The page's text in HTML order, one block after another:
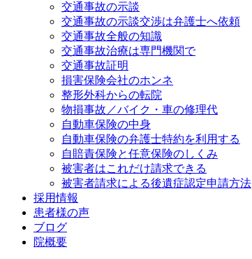
交通事故の示談
交通事故の示談交渉は弁護士へ依頼
交通事故全般の知識
交通事故治療は専門機関で
交通事故証明
損害保険会社のホンネ
整形外科からの転院
物損事故／バイク・車の修理代
自動車保険の中身
自動車保険の弁護士特約を利用する
自賠責保険と任意保険のしくみ
被害者はこれだけ請求できる
被害者請求による後遺症認定申請方法
採用情報
患者様の声
ブログ
院概要